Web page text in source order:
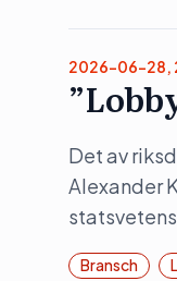
2026-06-28,
Det av
Alexander
Bransch